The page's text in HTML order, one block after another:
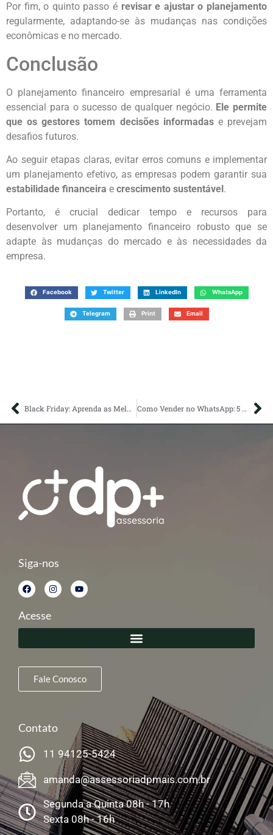
Por fim, o quinto passo é revisar e ajustar o planejamento
regularmente, adaptando-se às mudanças nas condições
econômicas e no mercado.
Conclusão
O planejamento financeiro empresarial é uma ferramenta
essencial para o sucesso de qualquer negócio. Ele permite
que os gestores tomem decisões informadase prevejam
desafios futuros.
Ao seguir etapas claras, evitar erros comuns e implementar
um planejamento efetivo, as empresas podem garantir sua
estabilidade financeira e crescimento sustentável.
Portanto, é crucial dedicar tempo e recursos para
desenvolver um planejamento financeiro robusto que se
adapte às mudanças do mercado e às necessidades da
empresa.
Facebook Twitter LinkedIn WhatsApp
Telegram Print Email
Black Friday: Aprenda as Melhores Estratégias para Criar Promoções Como Vender no WhatsApp: 5 Dicas para Você Faturar Muito
Siga-nos
Acesse
Fale Conosco
Contato
11 94125-5424
amanda@assessoriadpmais.com.br
Segunda a Quinta 08h - 17h
Sexta 08h - 16h